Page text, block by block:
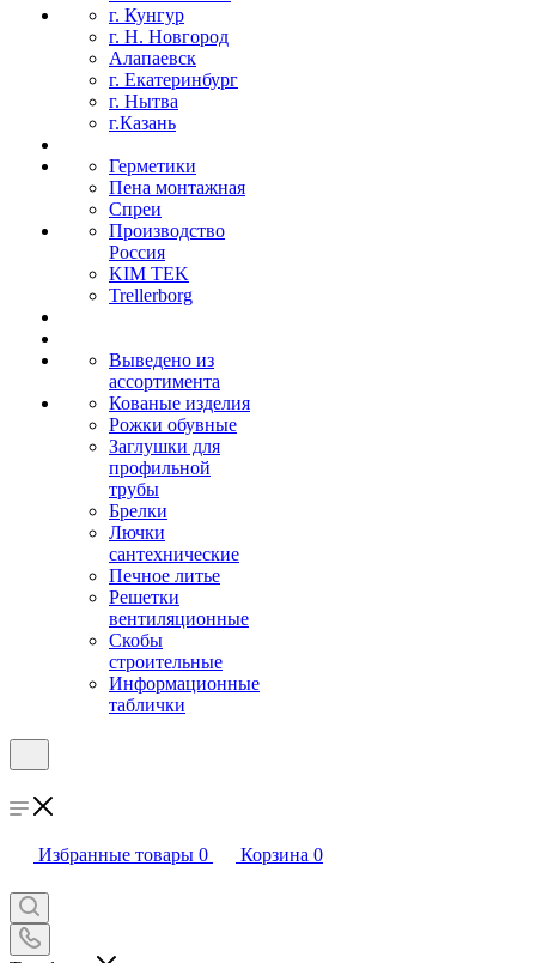
г. Кунгур
г. Н. Новгород
Алапаевск
г. Екатеринбург
г. Нытва
г.Казань
Герметики
Пена монтажная
Спреи
Производство
Россия
KIM TEK
Trellerborg
Выведено из
ассортимента
Кованые изделия
Рожки обувные
Заглушки для
профильной
трубы
Брелки
Лючки
сантехнические
Печное литье
Решетки
вентиляционные
Скобы
строительные
Информационные
таблички
Избранные товары 0 Корзина 0